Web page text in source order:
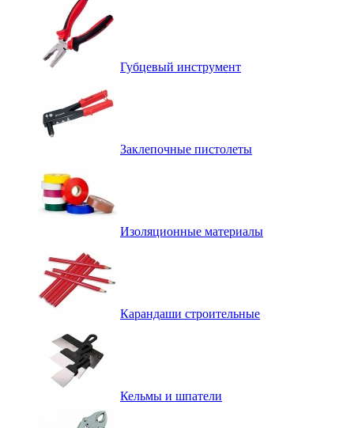
Губцевый инструмент
Заклепочные пистолеты
Изоляционные материалы
Карандаши строительные
Кельмы и шпатели